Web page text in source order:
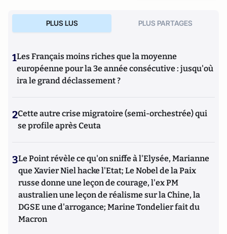
PLUS LUS PLUS PARTAGES
1Les Français moins riches que la moyenne
européenne pour la 3e année consécutive : jusqu'où
ira le grand déclassement ?
2Cette autre crise migratoire (semi-orchestrée) qui
se profile après Ceuta
3Le Point révèle ce qu'on sniffe à l'Elysée, Marianne
que Xavier Niel hacke l'Etat; Le Nobel de la Paix
russe donne une leçon de courage, l'ex PM
australien une leçon de réalisme sur la Chine, la
DGSE une d'arrogance; Marine Tondelier fait du
Macron